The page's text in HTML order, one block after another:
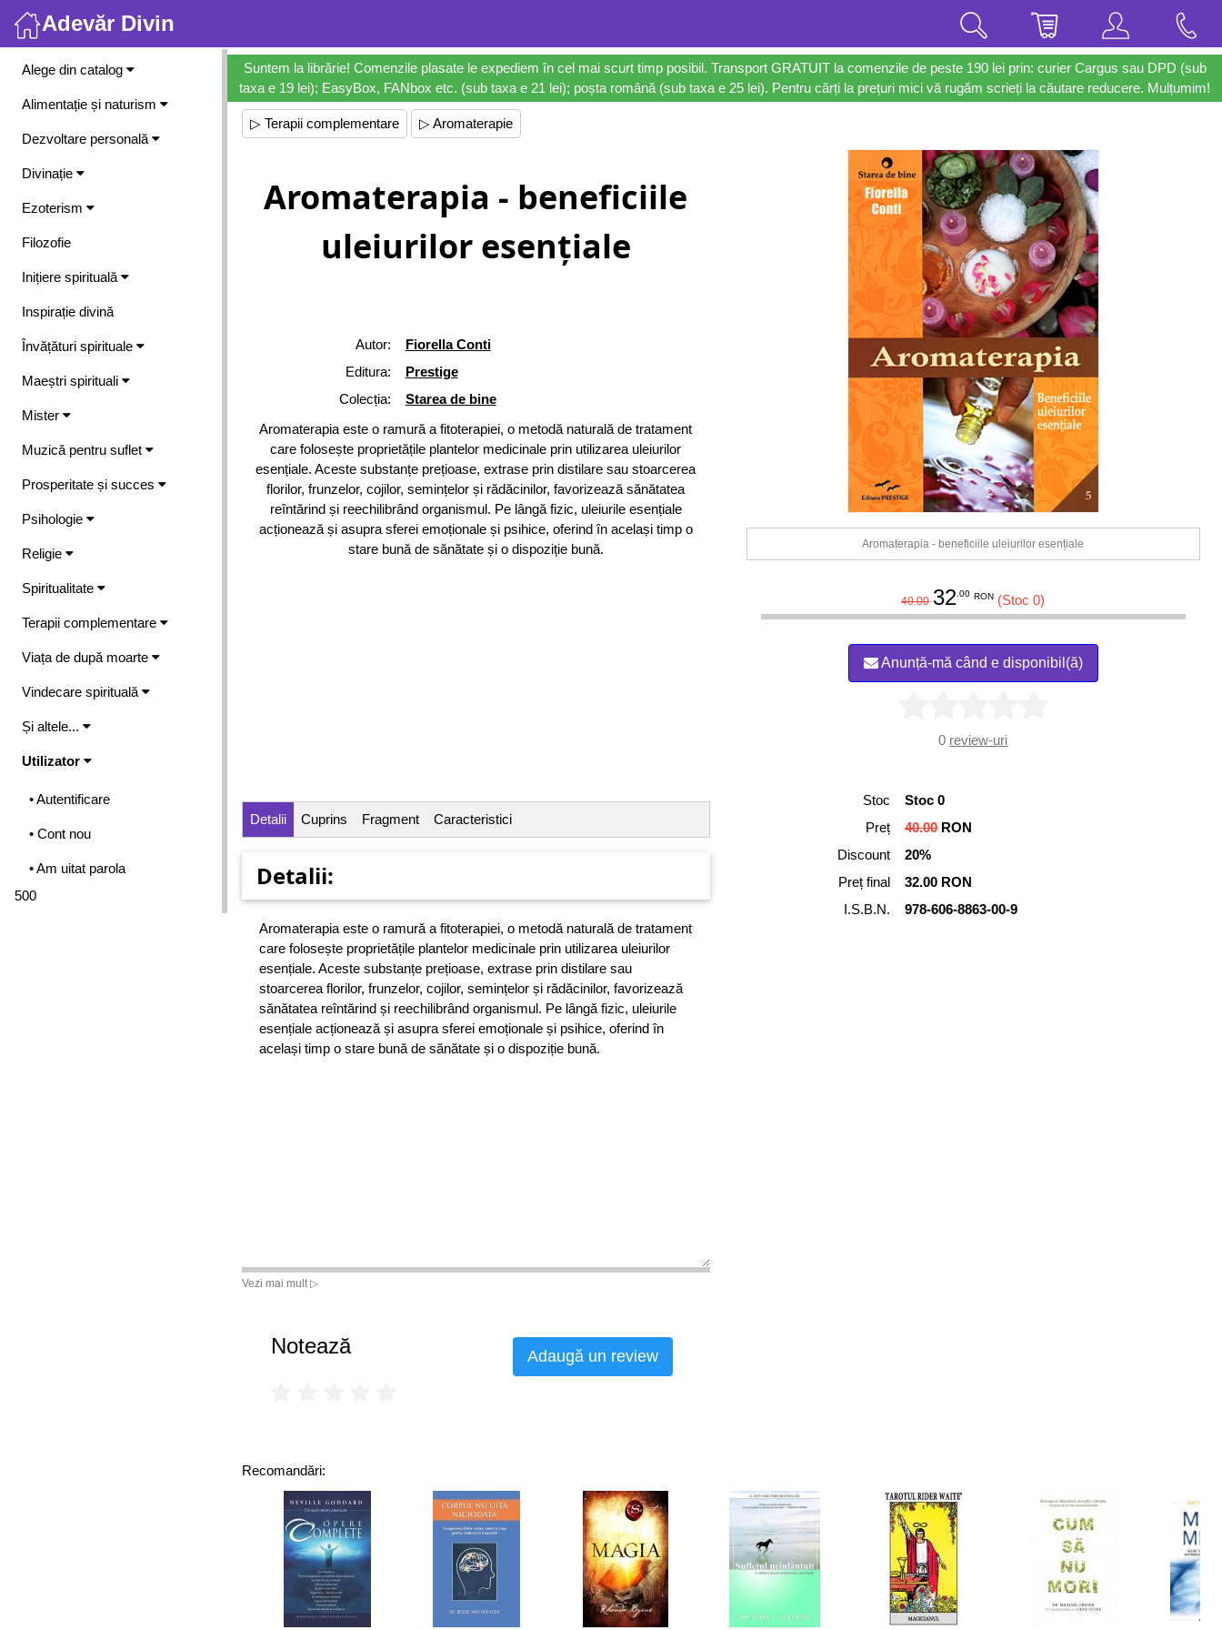
Adevăr Divin
Meniu
Alege din catalog
Alimentație și naturism
Dezvoltare personală
Divinație
Ezoterism
Filozofie
Inițiere spirituală
Inspirație divină
Învățături spirituale
Maeștri spirituali
Mister
Muzică pentru suflet
Prosperitate și succes
Psihologie
Religie
Spiritualitate
Terapii complementare
Viața de după moarte
Vindecare spirituală
Și altele...
Utilizator
• Autentificare
• Cont nou
• Am uitat parola
500
Suntem la librărie! Comenzile plasate le expediem în cel mai scurt timp posibil. Transport GRATUIT la comenzile de peste 190 lei prin: curier Cargus sau DPD (sub
taxa e 19 lei); EasyBox, FANbox etc. (sub taxa e 21 lei); poșta română (sub taxa e 25 lei). Pentru cărți la prețuri mici vă rugăm scrieți la căutare reducere. Mulțumim!
▷ Terapii complementare ▷ Aromaterapie
Aromaterapia - beneficiile
uleiurilor esențiale
Autor:
Fiorella Conti
Editura:
Prestige
Colecția:
Starea de bine
Aromaterapia este o ramură a fitoterapiei, o metodă naturală de tratament
care folosește proprietățile plantelor medicinale prin utilizarea uleiurilor
esențiale. Aceste substanțe prețioase, extrase prin distilare sau stoarcerea
florilor, frunzelor, cojilor, semințelor și rădăcinilor, favorizează sănătatea
reîntărind și reechilibrând organismul. Pe lângă fizic, uleiurile esențiale
acționează și asupra sferei emoționale și psihice, oferind în același timp o
stare bună de sănătate și o dispoziție bună.
Aromaterapia - beneficiile uleiurilor esențiale
40.00 32 .00 RON (Stoc 0)
Anunță-mă când e disponibil(ă)
0 review-uri
Detalii Cuprins Fragment Caracteristici
Detalii:
Aromaterapia este o ramură a fitoterapiei, o metodă naturală de tratament
care folosește proprietățile plantelor medicinale prin utilizarea uleiurilor
esențiale. Aceste substanțe prețioase, extrase prin distilare sau
stoarcerea florilor, frunzelor, cojilor, semințelor și rădăcinilor, favorizează
sănătatea reîntărind și reechilibrând organismul. Pe lângă fizic, uleiurile
esențiale acționează și asupra sferei emoționale și psihice, oferind în
același timp o stare bună de sănătate și o dispoziție bună.
Vezi mai mult ▷
Stoc
Stoc 0
Preț
40.00RON
Discount
20%
Preț final
32.00 RON
I.S.B.N.
978-606-8863-00-9
Notează Adaugă un review
Recomandări: